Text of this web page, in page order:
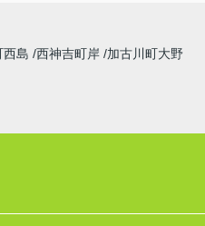
西島 西神吉町岸 加古川町大野